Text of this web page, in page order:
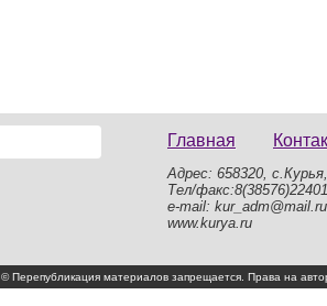
Главная
Адрес: 658320,
Тел/факс:8(38576)22401
e-mail: kur_adm@mail.ru
www.kurya.ru
© Перепубликация материалов запрещается. Права